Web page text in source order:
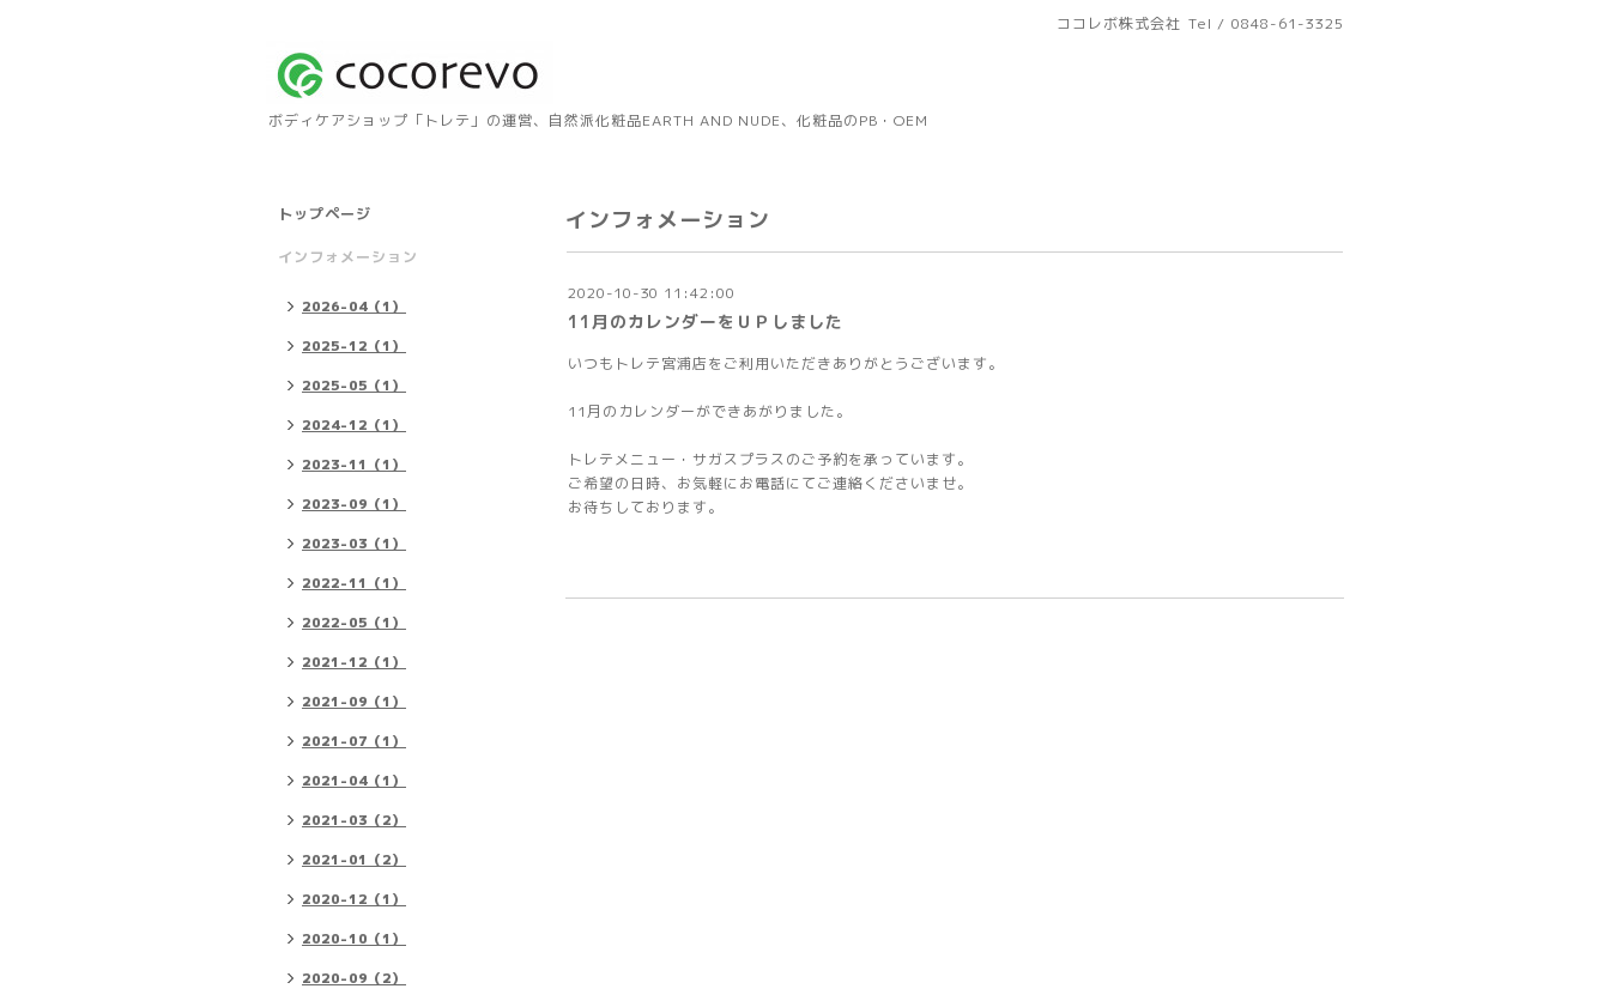
ココレボ株式会社 Tel / 0848-61-3325
ボディケアショップ「トレテ」の運営、自然派化粧品EARTH AND NUDE、化粧品のPB・OEM
インフォメーション
2020-10-30 11:42:00
11月のカレンダーをＵＰしました
いつもトレテ宮浦店をご利用いただきありがとうございます。
11月のカレンダーができあがりました。
トレテメニュー・サガスプラスのご予約を承っています。
ご希望の日時、お気軽にお電話にてご連絡くださいませ。
お待ちしております。
トップページ
インフォメーション
2026-04（1）
2025-12（1）
2025-05（1）
2024-12（1）
2023-11（1）
2023-09（1）
2023-03（1）
2022-11（1）
2022-05（1）
2021-12（1）
2021-09（1）
2021-07（1）
2021-04（1）
2021-03（2）
2021-01（2）
2020-12（1）
2020-10（1）
2020-09（2）